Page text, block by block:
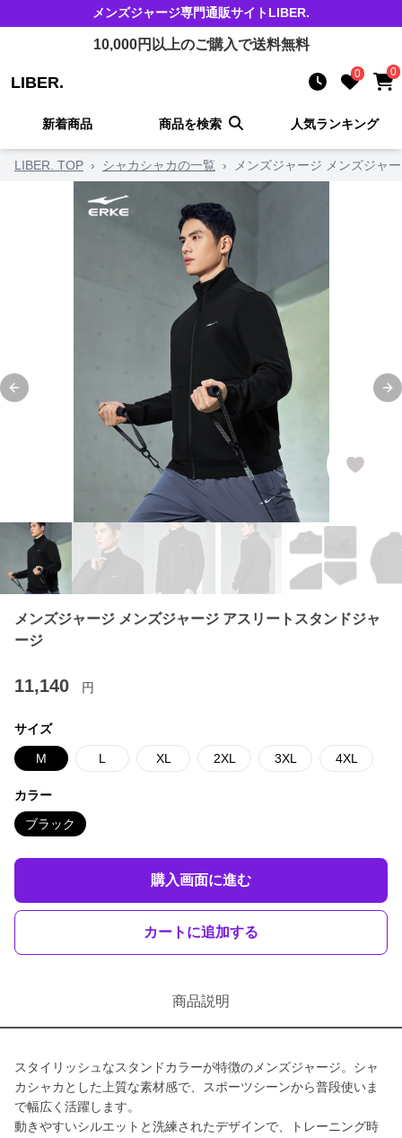
メンズジャージ専門通販サイトLIBER.
10,000円以上のご購入で送料無料
LIBER. 0 0
新着商品 商品を検索 人気ランキング
LIBER. TOP › シャカシャカの一覧 › メンズジャージ メンズジャ
Previous slide
メンズジャージ メンズジャージ アスリートスタンドジャ
ージ
11,140 円
サイズ
M L XL 2XL 3XL 4XL
カラー
ブラック
購入画面に進む
カートに追加する
商品説明
スタイリッシュなスタンドカラーが特徴のメンズジャージ。シャ
カシャカとした上質な素材感で、スポーツシーンから普段使いま
で幅広く活躍します。
動きやすいシルエットと洗練されたデザインで、トレーニング時